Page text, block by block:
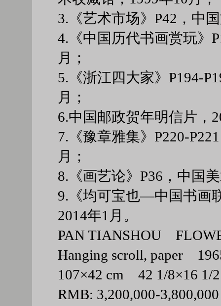
3.《艺术市场》P42，中
4.《中国历代书画赏玩》
月；
5.《浙江四大家》P194-
月；
6.中国邮政贺年明信片，
7.《豫章雅集》P220-
月；
8.《画艺论》P36，中国
9.《均可宝也—中国书画
2014年1月。
PAN TIANSHOU
Hanging scroll, paper
107×42 cm 42 1/8×16
RMB: 3,200,000-3,800,000